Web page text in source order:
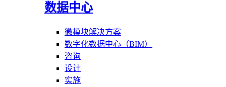
数据中心
微模块解决方案
数字化数据中心（BIM）
咨询
设计
实施